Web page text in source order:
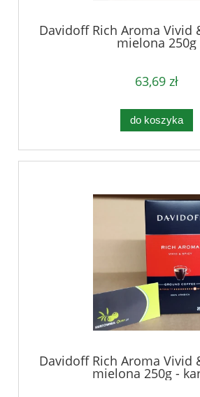
Davidoff Rich Aroma Vivid
mielona 250g
63,69 zł
do koszyka
Davidoff Rich Aroma Vivid
mielona 250g -